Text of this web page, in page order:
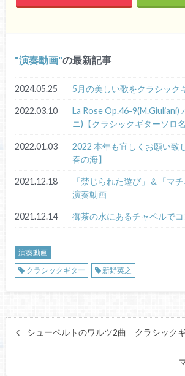
演奏動画 の最新記事
2024.05.25 5月の美しい歌をクラシック
2022.03.10
La Rose Op.46-9(M.Giuliani)
ニ)【クラシックギターソロ名
2022.01.03
2022 本年も宜しくお願い致
春の海】
2021.12.18
「禁じられた遊び」＆「マ
演奏動画
2021.12.14 御茶の水にあるチャペルでコ
演奏動画
クラシックギター
新野英之
シューベルトのワルツ2曲 クラシック